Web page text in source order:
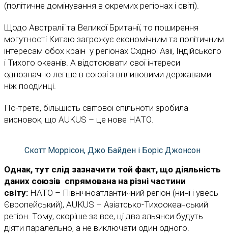
(політичне домінування в окремих регіонах і світі).
Щодо Австралії та Великої Британії, то поширення
могутності Китаю загрожує економічним та політичним
інтересам обох країн у регіонах Східної Азії, Індійського
і Тихого океанів. А відстоювати свої інтереси
однозначно легше в союзі з впливовими державами
ніж поодинці.
По-третє, більшість світової спільноти зробила
висновок, що AUKUS – це нове НАТО.
Скотт Моррісон, Джо Байден і Боріс Джонсон
Однак, тут слід зазначити той факт, що діяльність
даних союзів спрямована на різні частини
світу: НАТО – Північноатлантичний регіон (нині і увесь
Європейський), AUKUS – Азіатсько-Тихоокеанський
регіон. Тому, скоріше за все, ці два альянси будуть
діяти паралельно, а не виключати один одного.